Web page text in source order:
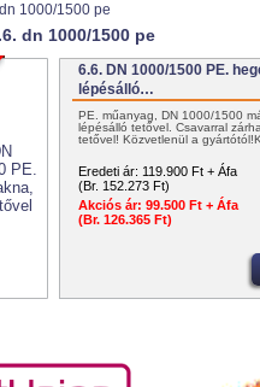
1000/1500 pe
dn 1000/1500 pe
6.6. DN 1000/1500 PE.
lépésálló…
PE. műanyag, DN 1000/1500
lépésálló tetővel. Csavarral
tetővel! Közvetlenül a
Eredeti ár: 119.900 Ft + Áfa
(Br. 152.273 Ft)
Akciós ár: 99.500 Ft + Áfa
(Br. 126.365 Ft)